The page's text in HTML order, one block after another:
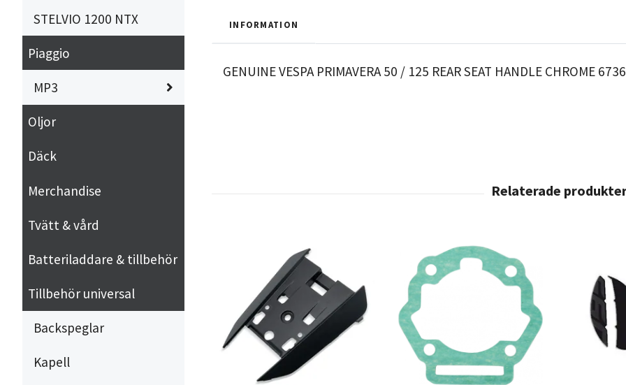
STELVIO 1200 NTX
Piaggio
MP3
Oljor
Däck
Merchandise
Tvätt & vård
Batteriladdare & tillbehör
Tillbehör universal
Backspeglar
Kapell
INFORMATION
GENUINE VESPA PRIMAVERA 50 / 125 REAR SEAT HANDLE CHROME